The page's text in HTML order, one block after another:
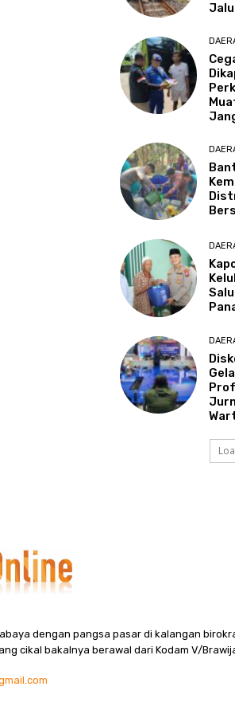
dengan pangsa pasar di kalangan
cikal bakalnya berawal dari Kodam V/